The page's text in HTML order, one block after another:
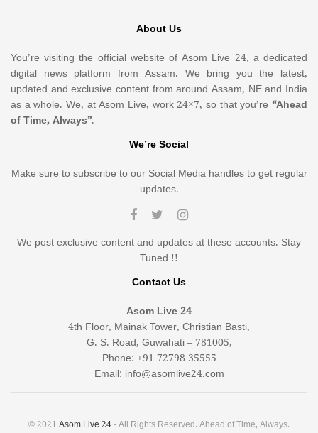
About Us
You’re visiting the official website of Asom Live 24, a dedicated
digital news platform from Assam. We bring you the latest,
updated and exclusive content from around Assam, NE and India
as a whole. We, at Asom Live, work 24×7, so that you’re “Ahead
of Time, Always”.
We’re Social
Make sure to subscribe to our Social Media handles to get regular
updates.
We post exclusive content and updates at these accounts. Stay
Tuned !!
Contact Us
Asom Live 24
4th Floor, Mainak Tower, Christian Basti,
G. S. Road, Guwahati – 781005,
Phone: +91 72798 35555
Email: info@asomlive24.com
© 2021 Asom Live 24- All Rights Reserved. Ahead of Time, Always.